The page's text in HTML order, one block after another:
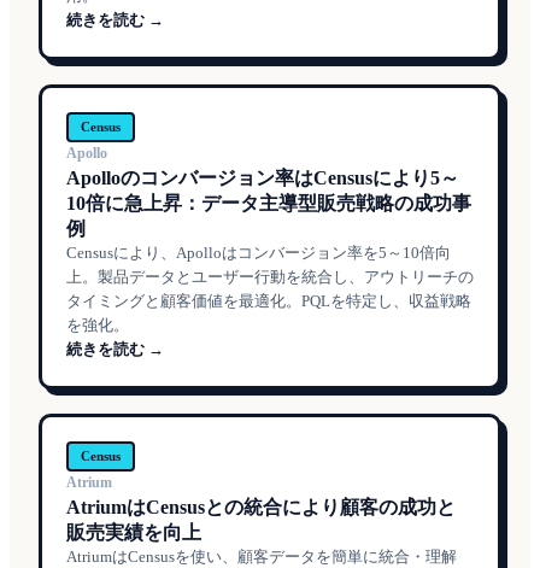
続きを読む →
Census
Apollo
Apolloのコンバージョン率はCensusにより5～
10倍に急上昇：データ主導型販売戦略の成功事
例
Censusにより、Apolloはコンバージョン率を5～10倍向
上。製品データとユーザー行動を統合し、アウトリーチの
タイミングと顧客価値を最適化。PQLを特定し、収益戦略
を強化。
続きを読む →
Census
Atrium
AtriumはCensusとの統合により顧客の成功と
販売実績を向上
AtriumはCensusを使い、顧客データを簡単に統合・理解